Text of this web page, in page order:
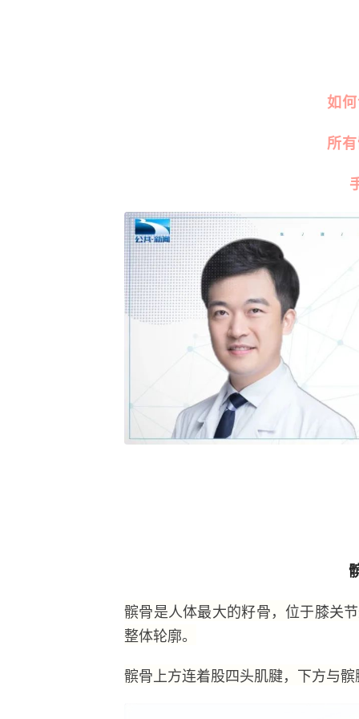
如
所
髌骨是人体最大的籽骨，位于膝关
整体轮廓。
髌骨上方连着股四头肌腱，下方与